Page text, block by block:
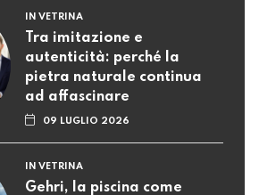
IN VETRINA
Tra imitazione e
autenticità: perché la
pietra naturale continua
ad affascinare
09 LUGLIO 2026
IN VETRINA
Gehri, la piscina come